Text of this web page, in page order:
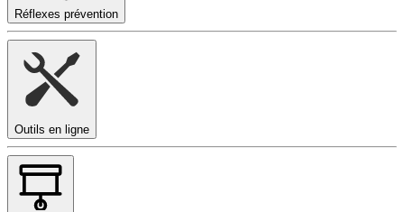
Réflexes prévention
Outils en ligne